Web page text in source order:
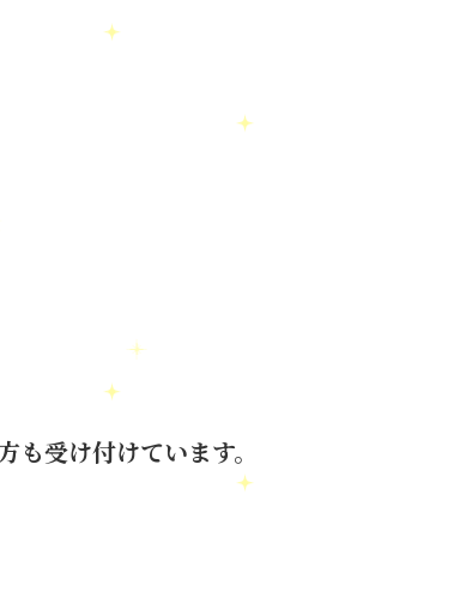
受け付けています。